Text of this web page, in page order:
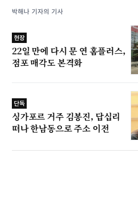
박해나 기자의 기사
현장
22일 만에 다시 문 연 홈플러스,
점포 매각도 본격화
단독
싱가포르 거주 김봉진, 답십리
떠나 한남동으로 주소 이전